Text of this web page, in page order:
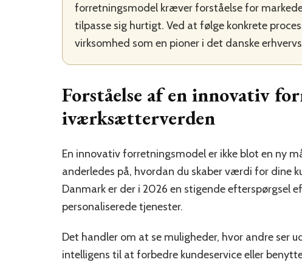
forretningsmodel kræver forståelse for
tilpasse sig hurtigt. Ved at følge konkrete
virksomhed som en pioner i det danske
Forståelse af en innovativ
iværksætterverden
En innovativ forretningsmodel er ikke blot en ny
anderledes på, hvordan du skaber værdi for dine
Danmark er der i 2026 en stigende efterspørgsel
personaliserede tjenester.
Det handler om at se muligheder, hvor andre ser
intelligens til at forbedre kundeservice eller